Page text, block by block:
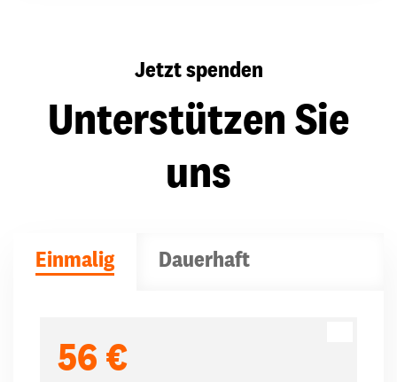
Jetzt spenden
Unterstützen Sie
uns
Einmalig Dauerhaft
56 €